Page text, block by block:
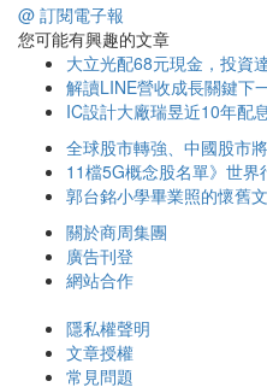
@ 訂閱電子報
您可能有興趣的文章
大立光配68元現金，投資
解讀LINE營收成長關鍵下
IC設計大廠瑞昱近10年配
全球股市轉強、中國股市
11檔5G概念股名單》世界
郭台銘小學畢業照的懷舊
關於商周集團
廣告刊登
網站合作
隱私權聲明
文章授權
常見問題